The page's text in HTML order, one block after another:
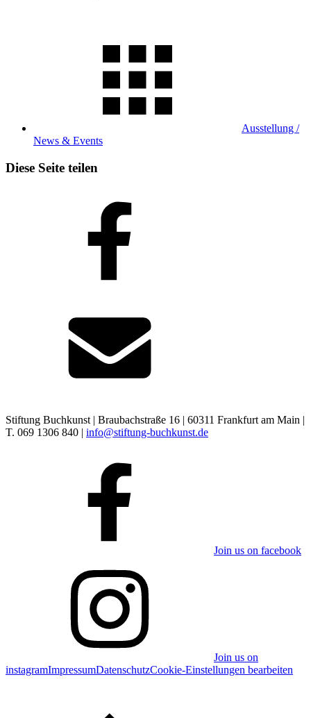
Ausstellung /
News & Events
Diese Seite teilen
Stiftung Buchkunst | Braubachstraße 16 | 60311 Frankfurt am Main |
T. 069 1306 840 | info@stiftung-buchkunst.de
Join us on facebook
Join us on
instagramImpressumDatenschutzCookie-Einstellungen bearbeiten